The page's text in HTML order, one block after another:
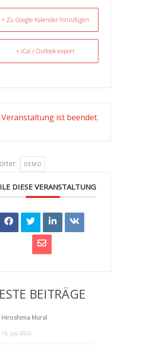
+ Zu Google Kalender hinzufügen
+ iCal / Outlook export
Veranstaltung ist beendet.
DEMO
DIESE VERANSTALTUNG
BEITRÄGE
Hiroshima Mural
15. Juli 2026